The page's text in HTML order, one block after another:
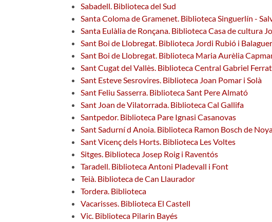
Sabadell. Biblioteca del Sud
Santa Coloma de Gramenet. Biblioteca Singuerlín -
Santa Eulàlia de Ronçana. Biblioteca Casa de cultura
Sant Boi de Llobregat. Biblioteca Jordi Rubió i Balaguer
Sant Boi de Llobregat. Biblioteca Maria Aurèlia
Sant Cugat del Vallès. Biblioteca Central Gabriel
Sant Esteve Sesrovires. Biblioteca Joan Pomar i Solà
Sant Feliu Sasserra. Biblioteca Sant Pere Almató
Sant Joan de Vilatorrada. Biblioteca Cal Gallifa
Santpedor. Biblioteca Pare Ignasi Casanovas
Sant Sadurní d Anoia. Biblioteca Ramon Bosch de
Sant Vicenç dels Horts. Biblioteca Les Voltes
Sitges. Biblioteca Josep Roig i Raventós
Taradell. Biblioteca Antoni Pladevall i Font
Teià. Biblioteca de Can Llaurador
Tordera. Biblioteca
Vacarisses. Biblioteca El Castell
Vic. Biblioteca Pilarin Bayés